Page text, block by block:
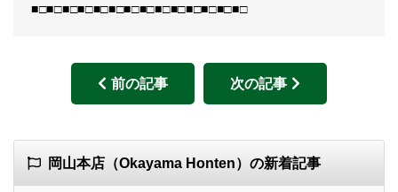
■□■□■□■□■□■□■□■□■□■□■□■□■□■□
前の記事 次の記事
岡山本店（Okayama Honten）の新着記事